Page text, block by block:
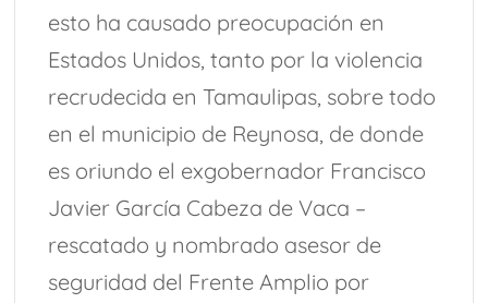
esto ha causado preocupación en
Estados Unidos, tanto por la violencia
recrudecida en Tamaulipas, sobre todo
en el municipio de Reynosa, de donde
es oriundo el exgobernador Francisco
Javier García Cabeza de Vaca –
rescatado y nombrado asesor de
seguridad del Frente Amplio por